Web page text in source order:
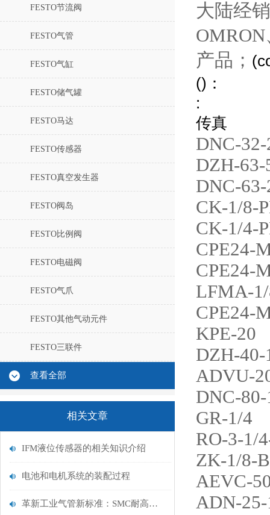
FESTO节流阀
FESTO气管
FESTO气缸
FESTO储气罐
FESTO马达
FESTO传感器
FESTO真空发生器
FESTO阀岛
FESTO比例阀
FESTO电磁阀
FESTO气爪
FESTO其他气动元件
FESTO三联件
查看全部
相关文章
IFM液位传感器的相关知识介绍
电池和电机系统的装配过程
革新工业气管新标准：SMC耐高温气管，耐高温耐腐蚀，打造高效流体传输系统
大陆经
产品；
()：
:
传真
DNC-
DZH-63-
DNC-
CK-1/8-
CK-1/4-
CPE24-
CPE24-
LFMA-
CPE24-
KPE-20
DZH-40-
ADVU-
DNC-
GR-1/4
RO-3-1/
ZK-1/8-B
AEVC-
ADN-